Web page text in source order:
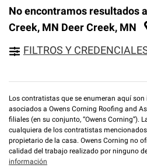
No encontramos resultados
Creek, MN Deer Creek, MN
FILTROS Y
Los contratistas que se enumeran aquí
asociados a Owens Corning Roofing and
filiales (en su conjunto, “Owens Corning”).
cualquiera de los contratistas
propietario de la casa. Owens Corning no
calidad del trabajo realizado por ninguno
información